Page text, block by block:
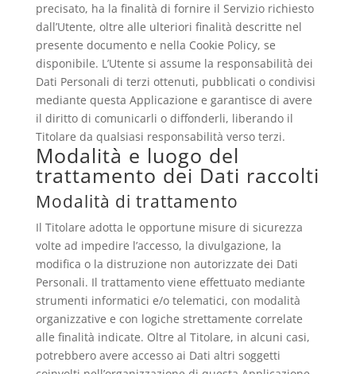
precisato, ha la finalità di fornire il Servizio richiesto
dall’Utente, oltre alle ulteriori finalità descritte nel
presente documento e nella Cookie Policy, se
disponibile. L’Utente si assume la responsabilità dei
Dati Personali di terzi ottenuti, pubblicati o condivisi
mediante questa Applicazione e garantisce di avere
il diritto di comunicarli o diffonderli, liberando il
Titolare da qualsiasi responsabilità verso terzi.
Modalità e luogo del
trattamento dei Dati raccolti
Modalità di trattamento
Il Titolare adotta le opportune misure di sicurezza
volte ad impedire l’accesso, la divulgazione, la
modifica o la distruzione non autorizzate dei Dati
Personali. Il trattamento viene effettuato mediante
strumenti informatici e/o telematici, con modalità
organizzative e con logiche strettamente correlate
alle finalità indicate. Oltre al Titolare, in alcuni casi,
potrebbero avere accesso ai Dati altri soggetti